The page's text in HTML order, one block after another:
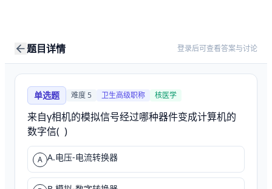
题目详情 登录后可查看答案与讨论
单选题 难度5 卫生高级职称 核医学
来自γ相机的模拟信号经过哪种器件变成计算机的
数字信(  )
A A.电压-电流转换器